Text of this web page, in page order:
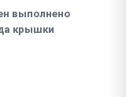
выполнено
крышки